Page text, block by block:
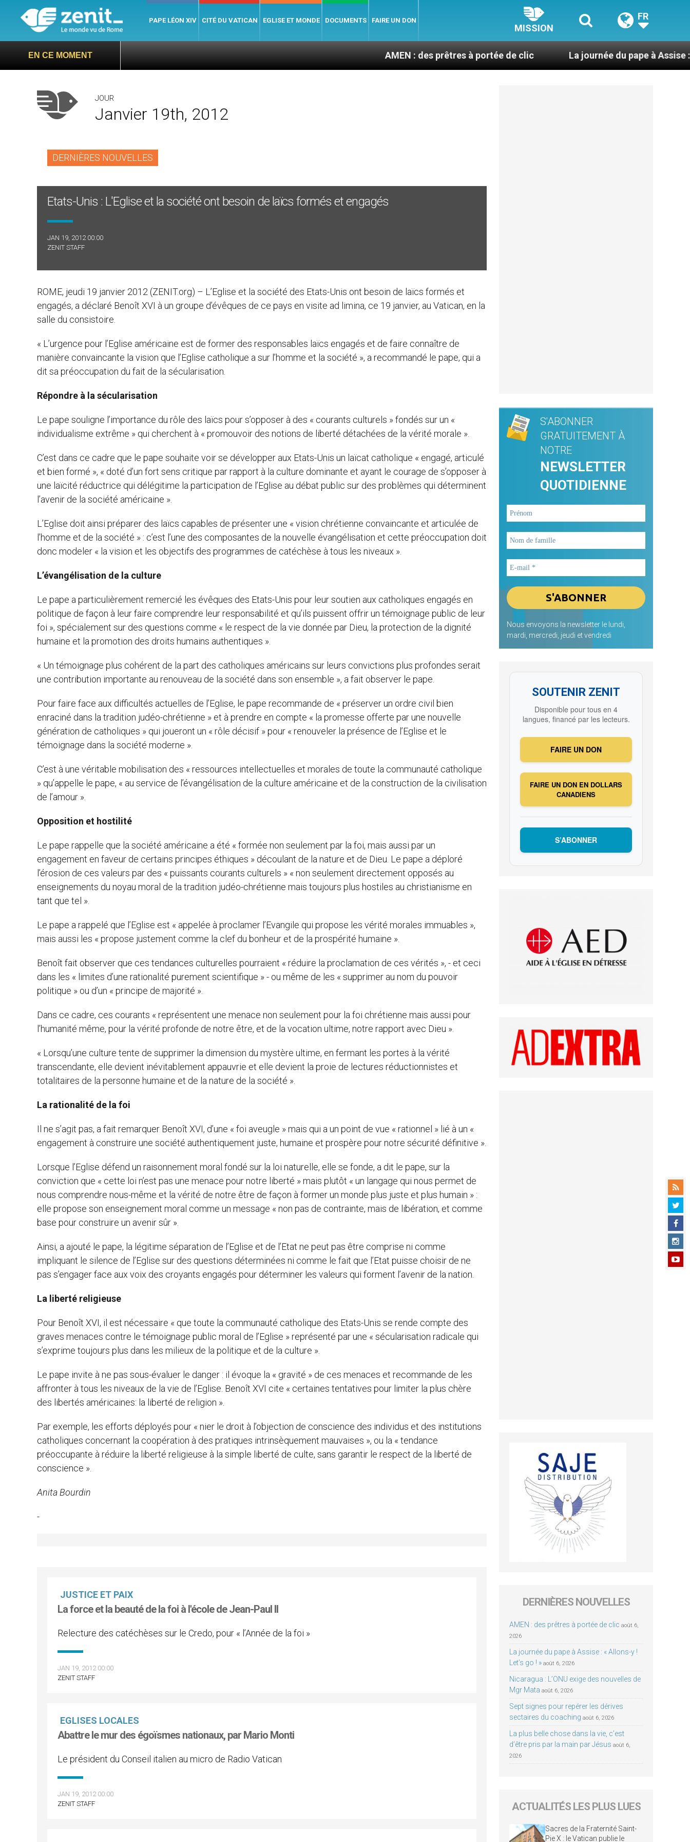
PAPE LÉON XIV CITÉ DU VATICAN EGLISE ET MONDE DOCUMENTS FAIRE UN DON
MISSION
FR
EN CE MOMENT AMEN : des prêtres à portée de clic La journée du pape à Assise : « Allons-y !
JOUR
Janvier 19th, 2012
DERNIÈRES NOUVELLES
Etats-Unis : L'Eglise et la société ont besoin de laïcs formés et engagés
JAN 19, 2012 00:00
ZENIT STAFF
ROME, jeudi 19 janvier 2012 (ZENIT.org) – L’Eglise et la société des Etats-Unis ont besoin de laïcs formés et
engagés, a déclaré Benoît XVI à un groupe d’évêques de ce pays en visite ad limina, ce 19 janvier, au Vatican, en la
salle du consistoire.
« L’urgence pour l’Eglise américaine est de former des responsables laïcs engagés et de faire connaître de
manière convaincante la vision que l’Eglise catholique a sur l’homme et la société », a recommandé le pape, qui a
dit sa préoccupation du fait de la sécularisation.
Répondre à la sécularisation
Le pape souligne l’importance du rôle des laïcs pour s’opposer à des « courants culturels » fondés sur un «
individualisme extrême » qui cherchent à « promouvoir des notions de liberté détachées de la vérité morale ».
C’est dans ce cadre que le pape souhaite voir se développer aux Etats-Unis un laïcat catholique « engagé, articulé
et bien formé », « doté d’un fort sens critique par rapport à la culture dominante et ayant le courage de s’opposer à
une laïcité réductrice qui délégitime la participation de l’Eglise au débat public sur des problèmes qui déterminent
l’avenir de la société américaine ».
L’Eglise doit ainsi préparer des laïcs capables de présenter une « vision chrétienne convaincante et articulée de
l’homme et de la société » : c’est l’une des composantes de la nouvelle évangélisation et cette préoccupation doit
donc modeler « la vision et les objectifs des programmes de catéchèse à tous les niveaux ».
L’évangélisation de la culture
Le pape a particulièrement remercié les évêques des Etats-Unis pour leur soutien aux catholiques engagés en
politique de façon à leur faire comprendre leur responsabilité et qu’ils puissent offrir un témoignage public de leur
foi », spécialement sur des questions comme « le respect de la vie donnée par Dieu, la protection de la dignité
humaine et la promotion des droits humains authentiques ».
« Un témoignage plus cohérent de la part des catholiques américains sur leurs convictions plus profondes serait
une contribution importante au renouveau de la société dans son ensemble », a fait observer le pape.
Pour faire face aux difficultés actuelles de l’Eglise, le pape recommande de « préserver un ordre civil bien
enraciné dans la tradition judéo-chrétienne » et à prendre en compte « la promesse offerte par une nouvelle
génération de catholiques » qui joueront un « rôle décisif » pour « renouveler la présence de l’Eglise et le
témoignage dans la société moderne ».
C’est à une véritable mobilisation des « ressources intellectuelles et morales de toute la communauté catholique
» qu’appelle le pape, « au service de l’évangélisation de la culture américaine et de la construction de la civilisation
de l’amour ».
Opposition et hostilité
Le pape rappelle que la société américaine a été « formée non seulement par la foi, mais aussi par un
engagement en faveur de certains principes éthiques » découlant de la nature et de Dieu. Le pape a déploré
l’érosion de ces valeurs par des « puissants courants culturels » « non seulement directement opposés au
enseignements du noyau moral de la tradition judéo-chrétienne mais toujours plus hostiles au christianisme en
tant que tel ».
Le pape a rappelé que l’Eglise est « appelée à proclamer l’Evangile qui propose les vérité morales immuables »,
mais aussi les « propose justement comme la clef du bonheur et de la prospérité humaine ».
Benoît fait observer que ces tendances culturelles pourraient « réduire la proclamation de ces vérités », - et ceci
dans les « limites d’une rationalité purement scientifique » - ou même de les « supprimer au nom du pouvoir
politique » ou d’un « principe de majorité ».
Dans ce cadre, ces courants « représentent une menace non seulement pour la foi chrétienne mais aussi pour
l’humanité même, pour la vérité profonde de notre être, et de la vocation ultime, notre rapport avec Dieu ».
« Lorsqu’une culture tente de supprimer la dimension du mystère ultime, en fermant les portes à la vérité
transcendante, elle devient inévitablement appauvrie et elle devient la proie de lectures réductionnistes et
totalitaires de la personne humaine et de la nature de la société ».
La rationalité de la foi
Il ne s’agit pas, a fait remarquer Benoît XVI, d’une « foi aveugle » mais qui a un point de vue « rationnel » lié à un «
engagement à construire une société authentiquement juste, humaine et prospère pour notre sécurité définitive ».
Lorsque l’Eglise défend un raisonnement moral fondé sur la loi naturelle, elle se fonde, a dit le pape, sur la
conviction que « cette loi n’est pas une menace pour notre liberté » mais plutôt « un langage qui nous permet de
nous comprendre nous-même et la vérité de notre être de façon à former un monde plus juste et plus humain » :
elle propose son enseignement moral comme un message « non pas de contrainte, mais de libération, et comme
base pour construire un avenir sûr ».
Ainsi, a ajouté le pape, la légitime séparation de l’Eglise et de l’Etat ne peut pas être comprise ni comme
impliquant le silence de l’Eglise sur des questions déterminées ni comme le fait que l’Etat puisse choisir de ne
pas s’engager face aux voix des croyants engagés pour déterminer les valeurs qui forment l’avenir de la nation.
La liberté religieuse
Pour Benoît XVI, il est nécessaire « que toute la communauté catholique des Etats-Unis se rende compte des
graves menaces contre le témoignage public moral de l’Eglise » représenté par une « sécularisation radicale qui
s’exprime toujours plus dans les milieux de la politique et de la culture ».
Le pape invite à ne pas sous-évaluer le danger : il évoque la « gravité » de ces menaces et recommande de les
affronter à tous les niveaux de la vie de l’Eglise. Benoît XVI cite « certaines tentatives pour limiter la plus chère
des libertés américaines: la liberté de religion ».
Par exemple, les efforts déployés pour « nier le droit à l’objection de conscience des individus et des institutions
catholiques concernant la coopération à des pratiques intrinsèquement mauvaises », ou la « tendance
préoccupante à réduire la liberté religieuse à la simple liberté de culte, sans garantir le respect de la liberté de
conscience ».
Anita Bourdin
-
JUSTICE ET PAIX
La force et la beauté de la foi à l'école de Jean-Paul II
Relecture des catéchèses sur le Credo, pour « l’Année de la foi »
JAN 19, 2012 00:00
ZENIT STAFF
EGLISES LOCALES
Abattre le mur des égoïsmes nationaux, par Mario Monti
Le président du Conseil italien au micro de Radio Vatican
JAN 19, 2012 00:00
ZENIT STAFF
S'ABONNER
GRATUITEMENT À
NOTRE
NEWSLETTER
QUOTIDIENNE
Nous envoyons la newsletter le lundi,
mardi, mercredi, jeudi et vendredi
SOUTENIR ZENIT
Disponible pour tous en 4
langues, financé par les lecteurs.
FAIRE UN DON
FAIRE UN DON EN DOLLARS
CANADIENS
S’ABONNER
DERNIÈRES NOUVELLES
AMEN : des prêtres à portée de clic août 6,
2026
La journée du pape à Assise : « Allons-y !
Let’s go ! » août 6, 2026
Nicaragua : L’ONU exige des nouvelles de
Mgr Mata août 6, 2026
Sept signes pour repérer les dérives
sectaires du coaching août 6, 2026
La plus belle chose dans la vie, c’est
d’être pris par la main par Jésus août 6,
2026
ACTUALITÉS LES PLUS LUES
Sacres de la Fraternité Saint-
Pie X : le Vatican publie le